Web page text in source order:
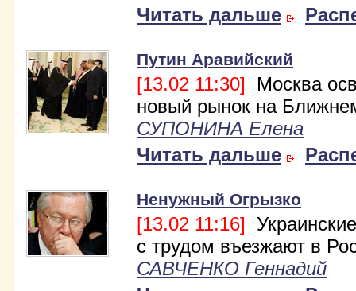
Читать дальше
Путин Аравийский
[13.02 11:30] Москва
новый рынок на
СУПОНИНА Елена
Читать дальше
Ненужный Огрызко
[13.02 11:16]
с трудом въезжают в
САВЧЕНКО Геннадий